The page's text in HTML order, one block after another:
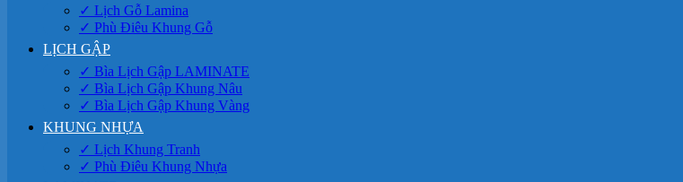
✓ Lịch Gỗ Lamina
✓ Phù Điêu Khung Gỗ
LỊCH GẬP
✓ Bìa Lịch Gập LAMINATE
✓ Bìa Lịch Gập Khung Nâu
✓ Bìa Lịch Gập Khung Vàng
KHUNG NHỰA
✓ Lịch Khung Tranh
✓ Phù Điêu Khung Nhựa